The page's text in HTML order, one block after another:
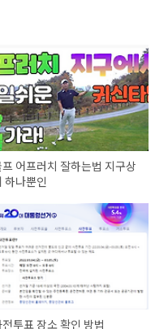
어프러치 잘하는법 지구상
하나뿐인
전투표 장소 확인 방법